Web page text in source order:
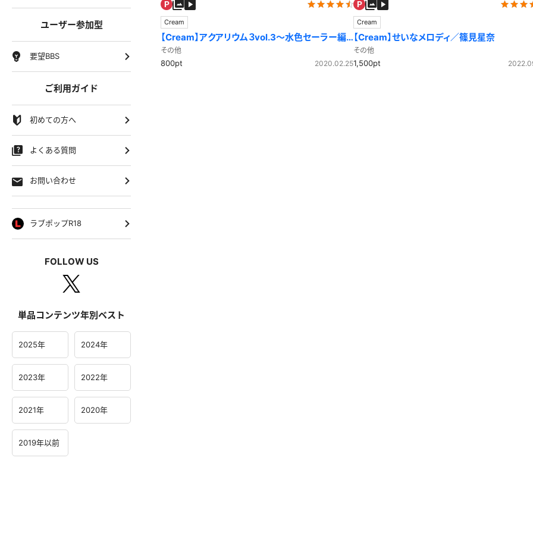
ユーザー参加型
要望BBS
ご利用ガイド
初めての方へ
よくある質問
お問い合わせ
ラブポップR18
FOLLOW US
単品コンテンツ年別ベスト
2025年 2024年
2023年 2022年
2021年 2020年
2019年以前
Cream
【Cream】アクアリウム３vol.3～水色セーラー編
～／山崎水愛 画像&Movie
その他
800pt 2020.02.25
Cream
【Cream】せいなメロディ／篠見星奈
その他
1,500pt